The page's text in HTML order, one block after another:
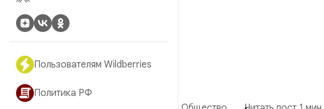
Пользователям Wildberries
Политика РФ